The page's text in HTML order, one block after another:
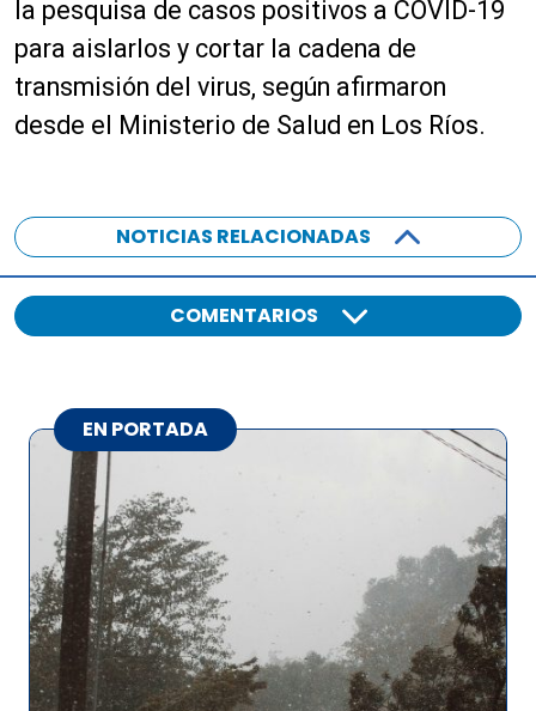
la pesquisa de casos positivos a COVID-19
para aislarlos y cortar la cadena de
transmisión del virus, según afirmaron
desde el Ministerio de Salud en Los Ríos.
NOTICIAS RELACIONADAS
COMENTARIOS
EN PORTADA